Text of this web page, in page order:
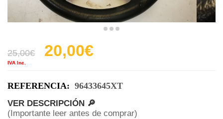
25,00€ 20,00€
IVA Inc.
REFERENCIA: 96433645XT
VER DESCRIPCIÓN 🔎
(Importante leer antes de comprar)